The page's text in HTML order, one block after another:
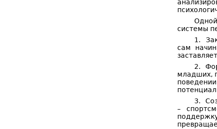
системы
1.
сам
2.
младших,
3.
–